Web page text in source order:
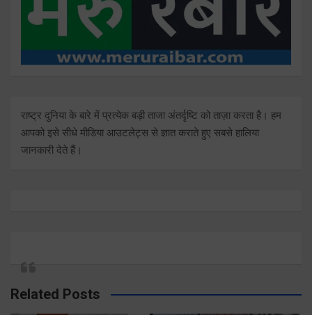
राष्ट्र दुनिया के बारे में प्रत्येक बड़ी ताजा अंतर्दृष्टि को ताज़ा करता है। हम
आपको इसे सीधे मीडिया आउटलेट्स से ज्ञात कराते हुए सबसे हालिया
जानकारी देते हैं।
Related Posts